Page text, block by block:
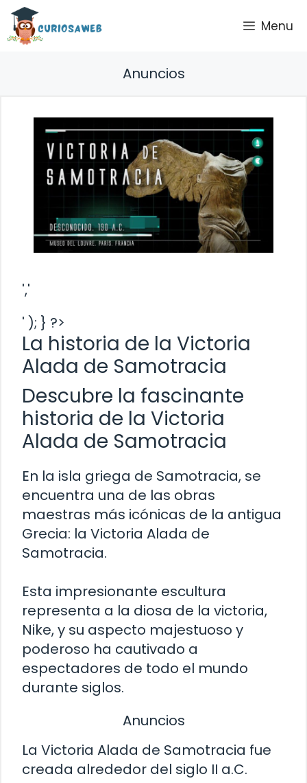
Saltar
contenido
Menu
Anuncios
','
' ); } ?>
La historia de la Victoria
Alada de Samotracia
Descubre la fascinante
historia de la Victoria
Alada de Samotracia
En la isla griega de Samotracia, se
encuentra una de las obras
maestras más icónicas de la antigua
Grecia: la Victoria Alada de
Samotracia.
Esta impresionante escultura
representa a la diosa de la victoria,
Nike, y su aspecto majestuoso y
poderoso ha cautivado a
espectadores de todo el mundo
durante siglos.
Anuncios
La Victoria Alada de Samotracia fue
creada alrededor del siglo II a.C.